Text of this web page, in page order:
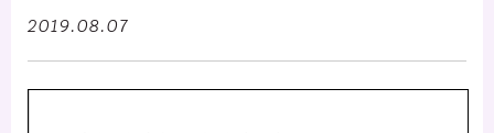
2019.08.07